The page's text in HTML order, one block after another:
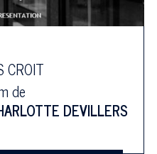
CROIT
de
DEVILLERS